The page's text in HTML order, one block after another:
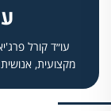
מקצועית,